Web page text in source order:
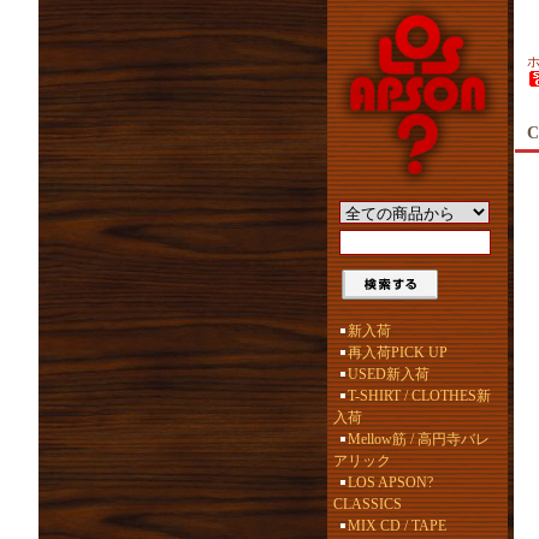
新入荷
再入荷PICK UP
USED新入荷
T-SHIRT / CLOTHES新
入荷
Mellow筋 / 高円寺バレ
アリック
LOS APSON?
CLASSICS
MIX CD / TAPE